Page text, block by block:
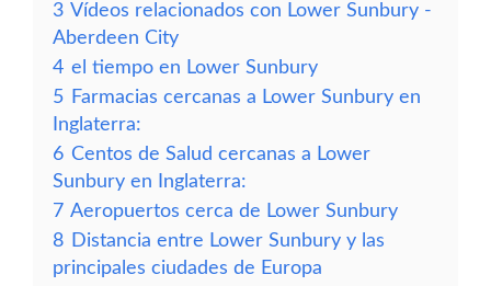
3 Vídeos relacionados con Lower Sunbury -
Aberdeen City
4 el tiempo en Lower Sunbury
5 Farmacias cercanas a Lower Sunbury en
Inglaterra:
6 Centos de Salud cercanas a Lower
Sunbury en Inglaterra:
7 Aeropuertos cerca de Lower Sunbury
8 Distancia entre Lower Sunbury y las
principales ciudades de Europa